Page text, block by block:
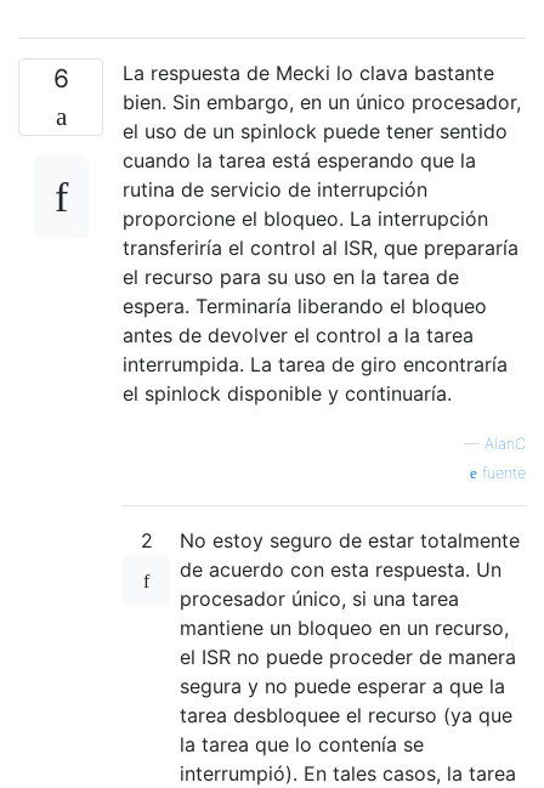
6
La respuesta de Mecki lo clava bastante
bien. Sin embargo, en un único procesador,
el uso de un spinlock puede tener sentido
cuando la tarea está esperando que la
rutina de servicio de interrupción
proporcione el bloqueo. La interrupción
transferiría el control al ISR, que prepararía
el recurso para su uso en la tarea de
espera. Terminaría liberando el bloqueo
antes de devolver el control a la tarea
interrumpida. La tarea de giro encontraría
el spinlock disponible y continuaría.
— AlanC
fuente
2
No estoy seguro de estar totalmente
de acuerdo con esta respuesta. Un
procesador único, si una tarea
mantiene un bloqueo en un recurso,
el ISR no puede proceder de manera
segura y no puede esperar a que la
tarea desbloquee el recurso (ya que
la tarea que lo contenía se
interrumpió). En tales casos, la tarea